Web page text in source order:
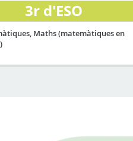
3r d'ESO
Maths (matemàtiques en